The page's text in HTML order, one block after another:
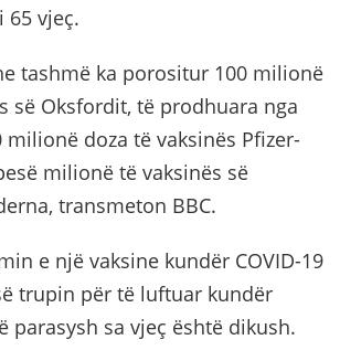
65 vjeç.
tashmë ka porositur 100 milionë
së Oksfordit, të prodhuara nga
milionë doza të vaksinës Pfizer-
milionë të vaksinës së
transmeton BBC.
e një vaksine kundër COVID-19
trupin për të luftuar kundër
parasysh sa vjeç është dikush.